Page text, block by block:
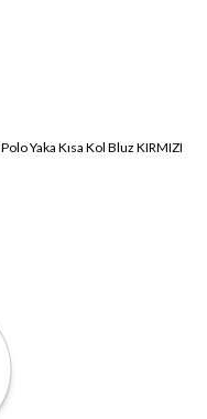
Polo Yaka Kısa Kol Bluz KIRMIZI